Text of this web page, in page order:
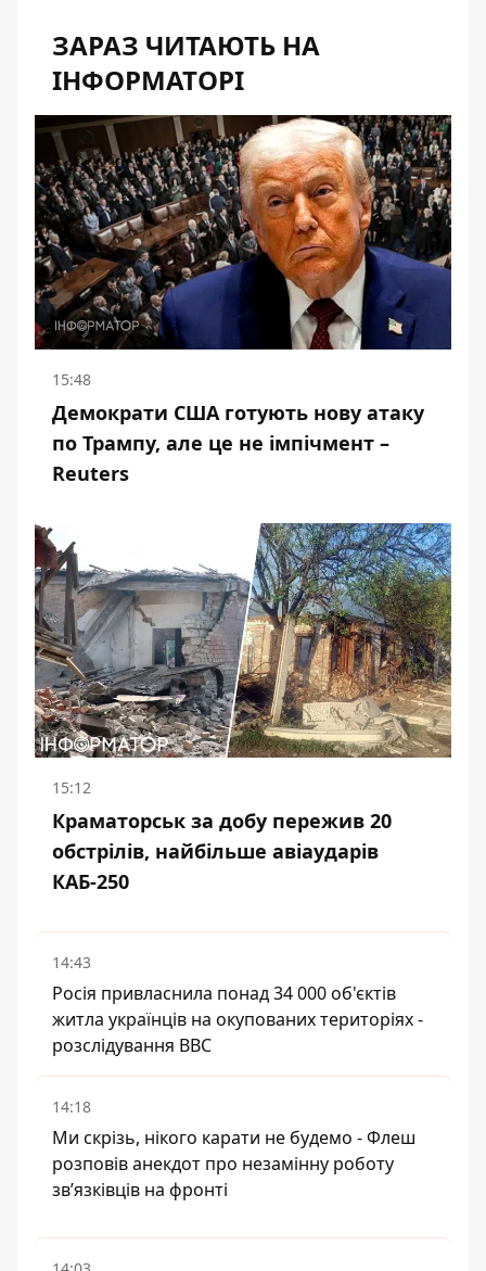
ЗАРАЗ ЧИТАЮТЬ НА
ІНФОРМАТОРІ
15:48
Демократи США готують нову атаку
по Трампу, але це не імпічмент –
Reuters
15:12
Краматорськ за добу пережив 20
обстрілів, найбільше авіаударів
КАБ-250
14:43
Росія привласнила понад 34 000 об'єктів
житла українців на окупованих територіях -
розслідування BBC
14:18
Ми скрізь, нікого карати не будемо - Флеш
розповів анекдот про незамінну роботу
зв’язківців на фронті